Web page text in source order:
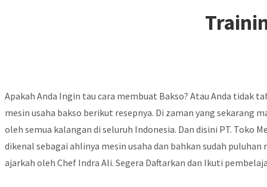
Apakah Anda Ingin tau cara membuat Bakso? Atau Anda tidak
mesin usaha bakso berikut resepnya. Di zaman yang sekarang
oleh semua kalangan di seluruh Indonesia. Dan disini PT. Toko
dikenal sebagai ahlinya mesin usaha dan bahkan sudah
ajarkah oleh Chef Indra Ali. Segera Daftarkan dan Ikuti